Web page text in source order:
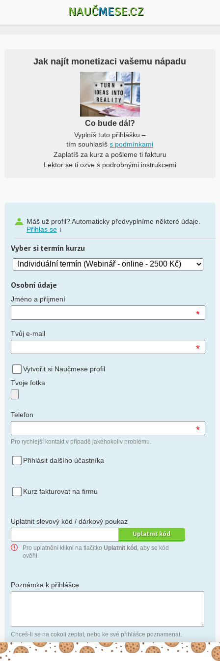
NAUČMESE.CZ
Jak najít monetizaci vašemu nápadu
Co bude dál?
Vyplníš tuto přihlášku –
tím souhlasíšs podmínkami
Zaplatíš za kurz a pošleme ti fakturu
Lektor se ti ozve s podrobnými instrukcemi
Máš už profil? Automaticky předvyplníme některé údaje.
Přihlas se↓
Vyber si termín kurzu
Osobní údaje
Jméno a příjmení
*
Tvůj e-mail
*
Vytvořit si Naučmese profil
Tvoje fotka
Telefon
*
Pro rychlejší kontakt v případě jakéhokoliv problému.
Přihlásit dalšího účastníka
Kurz fakturovat na firmu
Uplatnit slevový kód / dárkový poukaz
Pro uplatnění klikni na tlačítko Uplatnit kód , aby se kód
ověřil.
Poznámka k přihlášce
Chceš-li se na cokoli zeptat, nebo ke své přihlášce poznamenat.
Anonymní profil – odesláním přihlášky se automaticky